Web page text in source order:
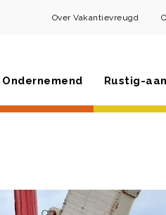
Over Vakantievreugd
Ondernemend Rustig-aan